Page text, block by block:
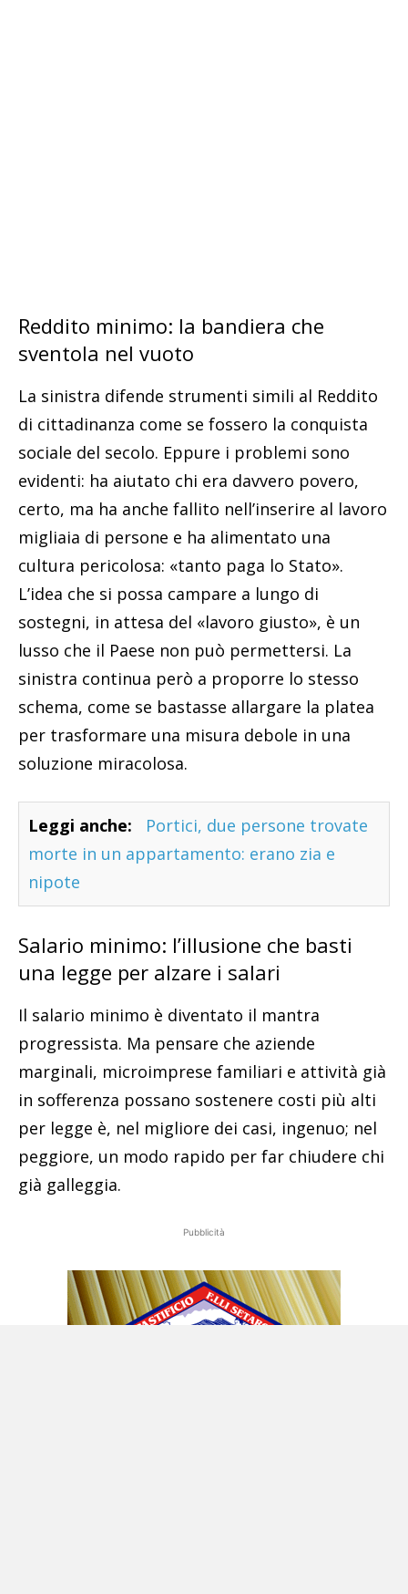
Reddito minimo: la bandiera che
sventola nel vuoto
La sinistra difende strumenti simili al Reddito
di cittadinanza come se fossero la conquista
sociale del secolo. Eppure i problemi sono
evidenti: ha aiutato chi era davvero povero,
certo, ma ha anche fallito nell’inserire al lavoro
migliaia di persone e ha alimentato una
cultura pericolosa: «tanto paga lo Stato».
L’idea che si possa campare a lungo di
sostegni, in attesa del «lavoro giusto», è un
lusso che il Paese non può permettersi. La
sinistra continua però a proporre lo stesso
schema, come se bastasse allargare la platea
per trasformare una misura debole in una
soluzione miracolosa.
Leggi anche:
Portici, due persone trovate
morte in un appartamento: erano zia e
nipote
Salario minimo: l’illusione che basti
una legge per alzare i salari
Il salario minimo è diventato il mantra
progressista. Ma pensare che aziende
marginali, microimprese familiari e attività già
in sofferenza possano sostenere costi più alti
per legge è, nel migliore dei casi, ingenuo; nel
peggiore, un modo rapido per far chiudere chi
già galleggia.
Pubblicità